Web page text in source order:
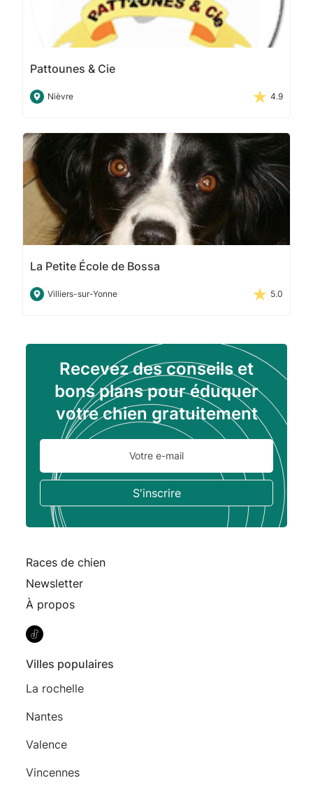
Pattounes & Cie
Nièvre 4.9
La Petite École de Bossa
Villiers-sur-Yonne 5.0
Recevez des conseils et
bons plans pour éduquer
votre chien gratuitement
Races de chien
Newsletter
À propos
Villes populaires
La rochelle
Nantes
Valence
Vincennes